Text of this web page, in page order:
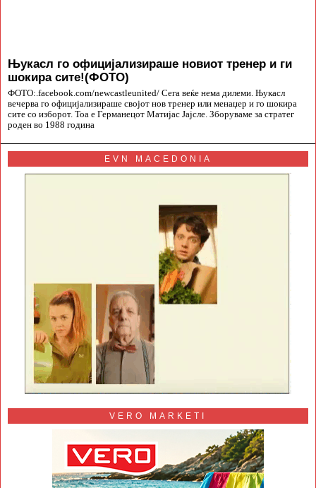
Њукасл го официјализираше новиот тренер и ги
шокира сите!(ФОТО)
ФОТО:.facebook.com/newcastleunited/ Сега веќе нема дилеми. Њукасл
вечерва го официјализираше својот нов тренер или менаџер и го шокира
сите со изборот. Тоа е Германецот Матијас Јајсле. Зборуваме за стратег
роден во 1988 година
EVN MACEDONIA
VERO MARKETI